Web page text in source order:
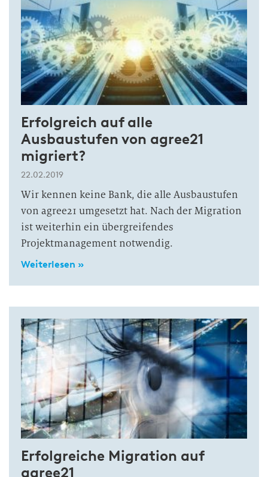
Erfolgreich auf alle
Ausbaustufen von agree21
migriert?
22.02.2019
Wir kennen keine Bank, die alle Ausbaustufen
von agree21 umgesetzt hat. Nach der Migration
ist weiterhin ein übergreifendes
Projektmanagement notwendig.
Weiterlesen »
Erfolgreiche Migration auf
agree21